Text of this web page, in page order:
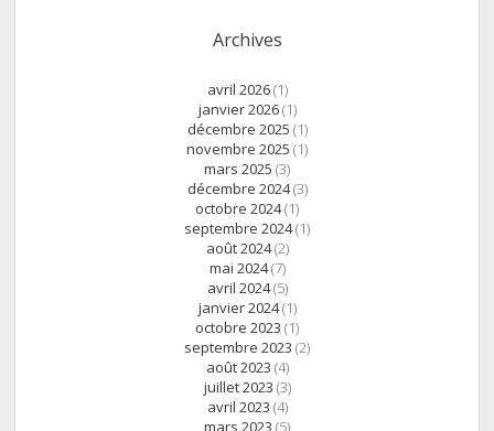
Archives
avril 2026(1)
janvier 2026(1)
décembre 2025 (1)
novembre 2025 (1)
mars 2025 (3)
décembre 2024(3)
octobre 2024(1)
septembre 2024(1)
août 2024(2)
mai 2024(7)
avril 2024(5)
janvier 2024(1)
octobre 2023 (1)
septembre 2023 (2)
août 2023 (4)
juillet 2023 (3)
avril 2023 (4)
mars 2023 (5)